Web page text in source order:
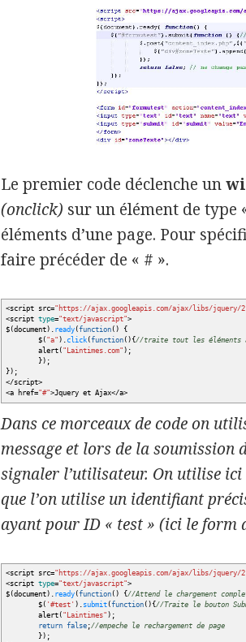
Le premier code déclenche un
(onclick) sur un élément de type
éléments d’une page. Pour
faire précéder de « # ».
<script src="https://ajax.googleapis.com/ajax/libs/jquery/
<scripttype="text/javascript">
$ (document) . ready (function ( )
{
$ ( "a" ) .click (function ( ) {//traite tout les éléments
alert ( "Laintimes.com" ) ;
}) ;
}) ;
</script>
<a href="#">Jquery et Ajax</a>
Dans ce morceaux de code on
message et lors de la soumission
signaler l’utilisateur. On utilise
que l’on utilise un identifiant
ayant pour ID « test » (ici le form
<script src="https://ajax.googleapis.com/ajax/libs/jquery/
<scripttype="text/javascript">
$ (document) . ready (function ( ) {//Attend le chargement
$ ( '#test' ) . submit (function ( ) {//Traite le bouton
alert ( "Laintimes" ) ;
return false ;//empeche le rechargement de page
}) ;